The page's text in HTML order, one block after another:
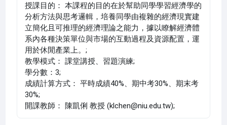
授課目的： 本課程的目的在於幫助同學學習經濟學的
分析方法與思考邏輯，培養同學由複雜的經濟現實建
立簡化且可推理的經濟理論之能力，據以瞭解經濟體
系內各種決策單位與市場的互動過程及資源配置，運
用於休閒產業上。;
教學模式： 課堂講授、習題演練;
學分數：3;
成績計算方式： 平時成績40%、期中考30%、期末考
30%;
開課教師： 陳凱俐 教授 (klchen@niu.edu.tw);